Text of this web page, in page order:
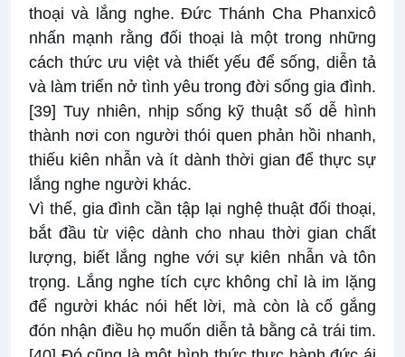
thoại và lắng nghe. Đức Thánh Cha Phanxicô
nhấn mạnh rằng đối thoại là một trong những
cách thức ưu việt và thiết yếu để sống, diễn tả
và làm triển nở tình yêu trong đời sống gia đình.
[39] Tuy nhiên, nhịp sống kỹ thuật số dễ hình
thành nơi con người thói quen phản hồi nhanh,
thiếu kiên nhẫn và ít dành thời gian để thực sự
lắng nghe người khác.
Vì thế, gia đình cần tập lại nghệ thuật đối thoại,
bắt đầu từ việc dành cho nhau thời gian chất
lượng, biết lắng nghe với sự kiên nhẫn và tôn
trọng. Lắng nghe tích cực không chỉ là im lặng
để người khác nói hết lời, mà còn là cố gắng
đón nhận điều họ muốn diễn tả bằng cả trái tim.